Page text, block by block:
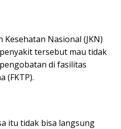
Nasional (JKN)
tersebut mau tidak
di fasilitas
(FKTP).
itu tidak bisa langsung